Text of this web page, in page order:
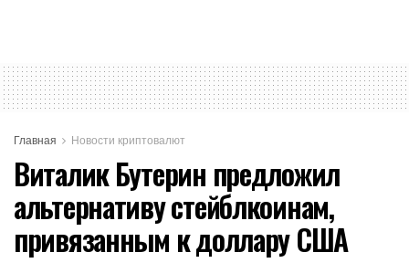
Главная Новости криптовалют
Виталик Бутерин предложил
альтернативу стейблкоинам,
привязанным к доллару США